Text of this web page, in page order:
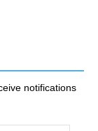
notifications